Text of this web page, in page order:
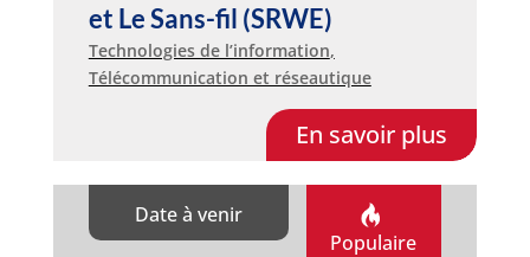
et Le Sans-fil (SRWE)
Technologies de l’information,
Télécommunication et réseautique
En savoir plus
Date à venir
Populaire